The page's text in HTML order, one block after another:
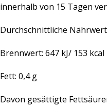
innerhalb von 15 Tagen
Durchschnittliche
Brennwert: 647 kJ/ 153 kcal
Fett: 0,4 g
Davon gesättigte